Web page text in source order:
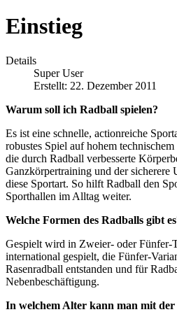
Einstieg
Details
Super User
Erstellt: 22. Dezember 2011
Warum soll ich Radball spielen?
Es ist eine schnelle, actionreiche
robustes Spiel auf hohem
die durch Radball verbesserte
Ganzkörpertraining und der sicherere
diese Sportart. So hilft Radball den
Sporthallen im Alltag weiter.
Welche Formen des Radballs gibt
Gespielt wird in Zweier- oder Fünfer-
international gespielt, die Fünfer-
Rasenradball entstanden und für
Nebenbeschäftigung.
In welchem Alter kann man mit